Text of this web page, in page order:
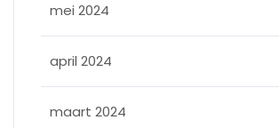
mei 2024
april 2024
maart 2024